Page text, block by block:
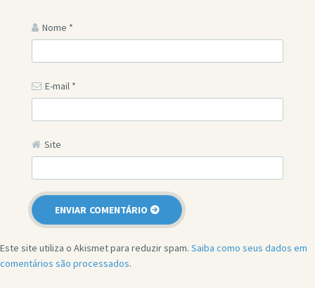
Nome *
E-mail *
Site
Este site utiliza o Akismet para reduzir spam. Saiba como seus dados em
comentários são processados.